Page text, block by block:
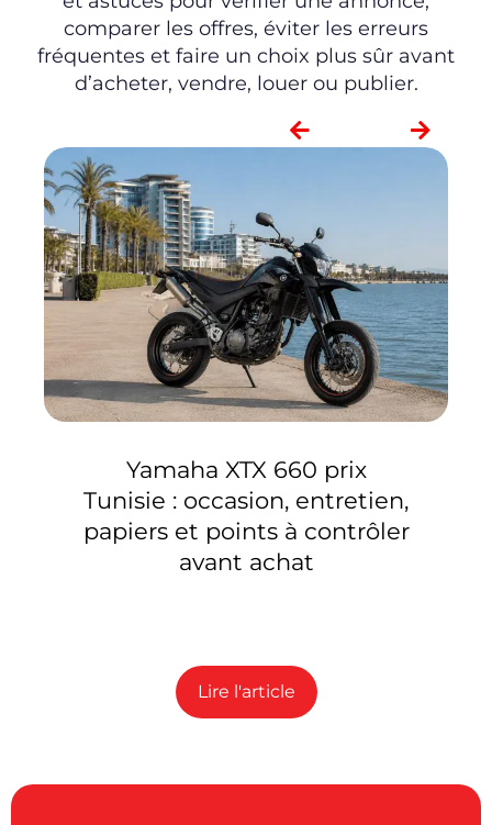
comparer les offres, éviter les erreurs
fréquentes et faire un choix plus sûr avant
d’acheter, vendre, louer ou publier.
Yamaha XTX 660 prix
Tunisie : occasion, entretien,
papiers et points à contrôler
avant achat
Lire l'article